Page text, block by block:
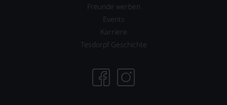
Freunde werben
Events
Karriere
Tesdorpf Geschichte